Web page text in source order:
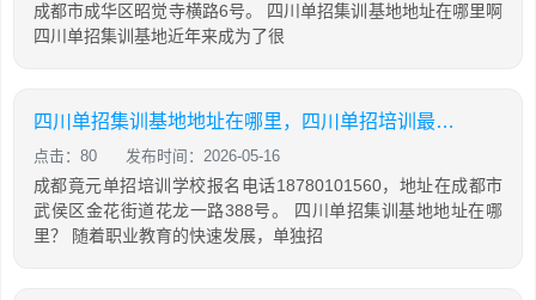
成都市成华区昭觉寺横路6号。 四川单招集训基地地址在哪里啊
四川单招集训基地近年来成为了很
四川单招集训基地地址在哪里，四川单招培训最好的学校
点击：80 发布时间：2026-05-16
成都竟元单招培训学校报名电话18780101560，地址在成都市
武侯区金花街道花龙一路388号。 四川单招集训基地地址在哪
里？ 随着职业教育的快速发展，单独招